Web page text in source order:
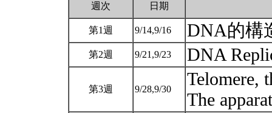
週次 日期
第1週 9/14,9/16 DNA的構
第2週 9/21,9/23 DNA
第3週 9/28,9/30
Telomere,
The